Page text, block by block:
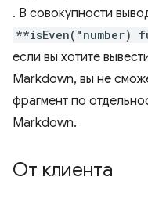
. В совокупности
**isEven("number)
если вы хотите
Markdown, вы не
фрагмент по
Markdown.
От клиента